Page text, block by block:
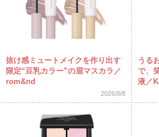
抜け感ミュートメイクを作り出す
限定“豆乳カラー”の眉マスカラ／
rom&nd
2026/8/8
うる
で、
液／